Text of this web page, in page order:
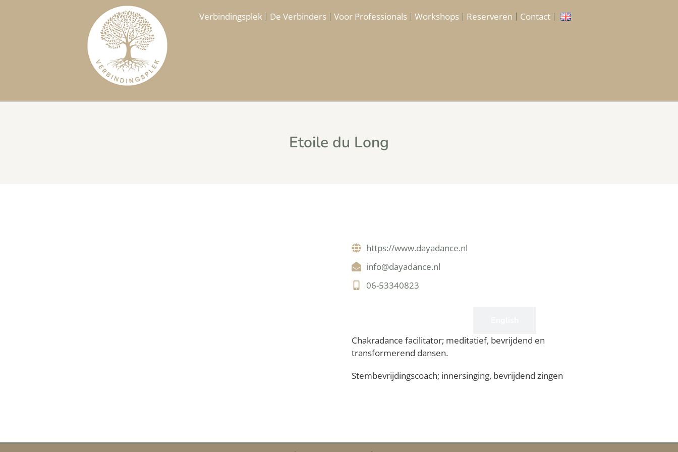
Verbindingsplek De Verbinders Voor Professionals Workshops Reserveren Contact
Etoile du Long
https://www.dayadance.nl
info@dayadance.nl
06-53340823
Chakradance facilitator; meditatief, bevrijdend en
transformerend dansen.
Stembevrijdingscoach; innersinging, bevrijdend zingen